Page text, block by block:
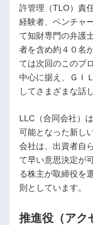
許管理（TLO）責
経験者、ベンチャ
て知財専門の弁護
者を含め約４０名
ては次回のこのブ
中心に据え、ＧＩ
してさまざまな話
LLC（合同会社）
可能となった新し
会社は、出資者自
て早い意思決定が
る株主が取締役を
則としています。
推進役（アク